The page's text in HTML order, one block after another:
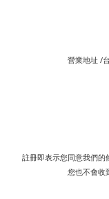
營業地址 /
註冊即表示您同意我們的
您也不會收